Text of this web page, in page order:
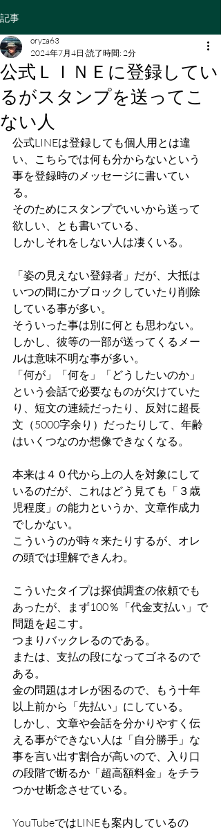
記事
公式ＬＩＮＥに登録してい
るがスタンプを送ってこ
ない人
oryza63
2024年7月4日 読了時間: 2分
公式LINEは登録しても個人用とは違
い、こちらでは何も分からないという
事を登録時のメッセージに書いてい
る。
そのためにスタンプでいいから送って
欲しい、とも書いている、
しかしそれをしない人は凄くいる。
「姿の見えない登録者」だが、大抵は
いつの間にかブロックしていたり削除
している事が多い。
そういった事は別に何とも思わない。
しかし、彼等の一部が送ってくるメー
ルは意味不明な事が多い。
「何が」「何を」「どうしたいのか」
という会話で必要なものが欠けていた
り、短文の連続だったり、反対に超長
文（5000字余り）だったりして、年齢
はいくつなのか想像できなくなる。
本来は４０代から上の人を対象にして
いるのだが、これはどう見ても「３歳
児程度」の能力というか、文章作成力
でしかない。
こういうのが時々来たりするが、オレ
の頭では理解できんわ。
こういたタイプは探偵調査の依頼でも
あったが、まず100％「代金支払い」で
問題を起こす。
つまりバックレるのである。
または、支払の段になってゴネるので
ある。
金の問題はオレが困るので、もう十年
以上前から「先払い」にしている。
しかし、文章や会話を分かりやすく伝
える事ができない人は「自分勝手」な
事を言い出す割合が高いので、入り口
の段階で断るか「超高額料金」をチラ
つかせ断念させている。
YouTubeではLINEも案内しているの